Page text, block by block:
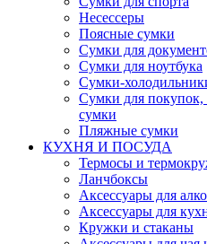
Несессеры
Поясные сумки
Сумки для
Сумки для ноутбука
Сумки-
Сумки для
сумки
Пляжные сумки
КУХНЯ И ПОСУДА
Термосы и
Ланчбоксы
Аксессуары для
Аксессуары для
Кружки и стаканы